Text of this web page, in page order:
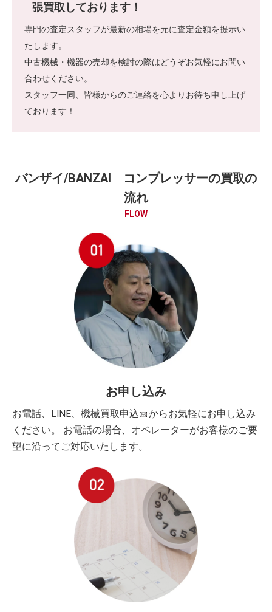
張買取しております！
専門の査定スタッフが最新の相場を元に査定金額を提示い
たします。
中古機械・機器の売却を検討の際はどうぞお気軽にお問い
合わせください。
スタッフ一同、皆様からのご連絡を心よりお待ち申し上げ
ております！
バンザイ/BANZAI コンプレッサーの買取の
流れ
FLOW
お申し込み
お電話、LINE、 機械買取申込
からお気軽にお申し込み
ください。 お電話の場合、オペレーターがお客様のご要
望に沿ってご対応いたします。